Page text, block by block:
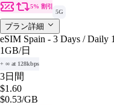
5% 割引
5G
プラン詳細
eSIM Spain - 3 Days / Daily
1GB/日
+ ∞ at 128kbps
3日間
$1.60
$0.53/GB